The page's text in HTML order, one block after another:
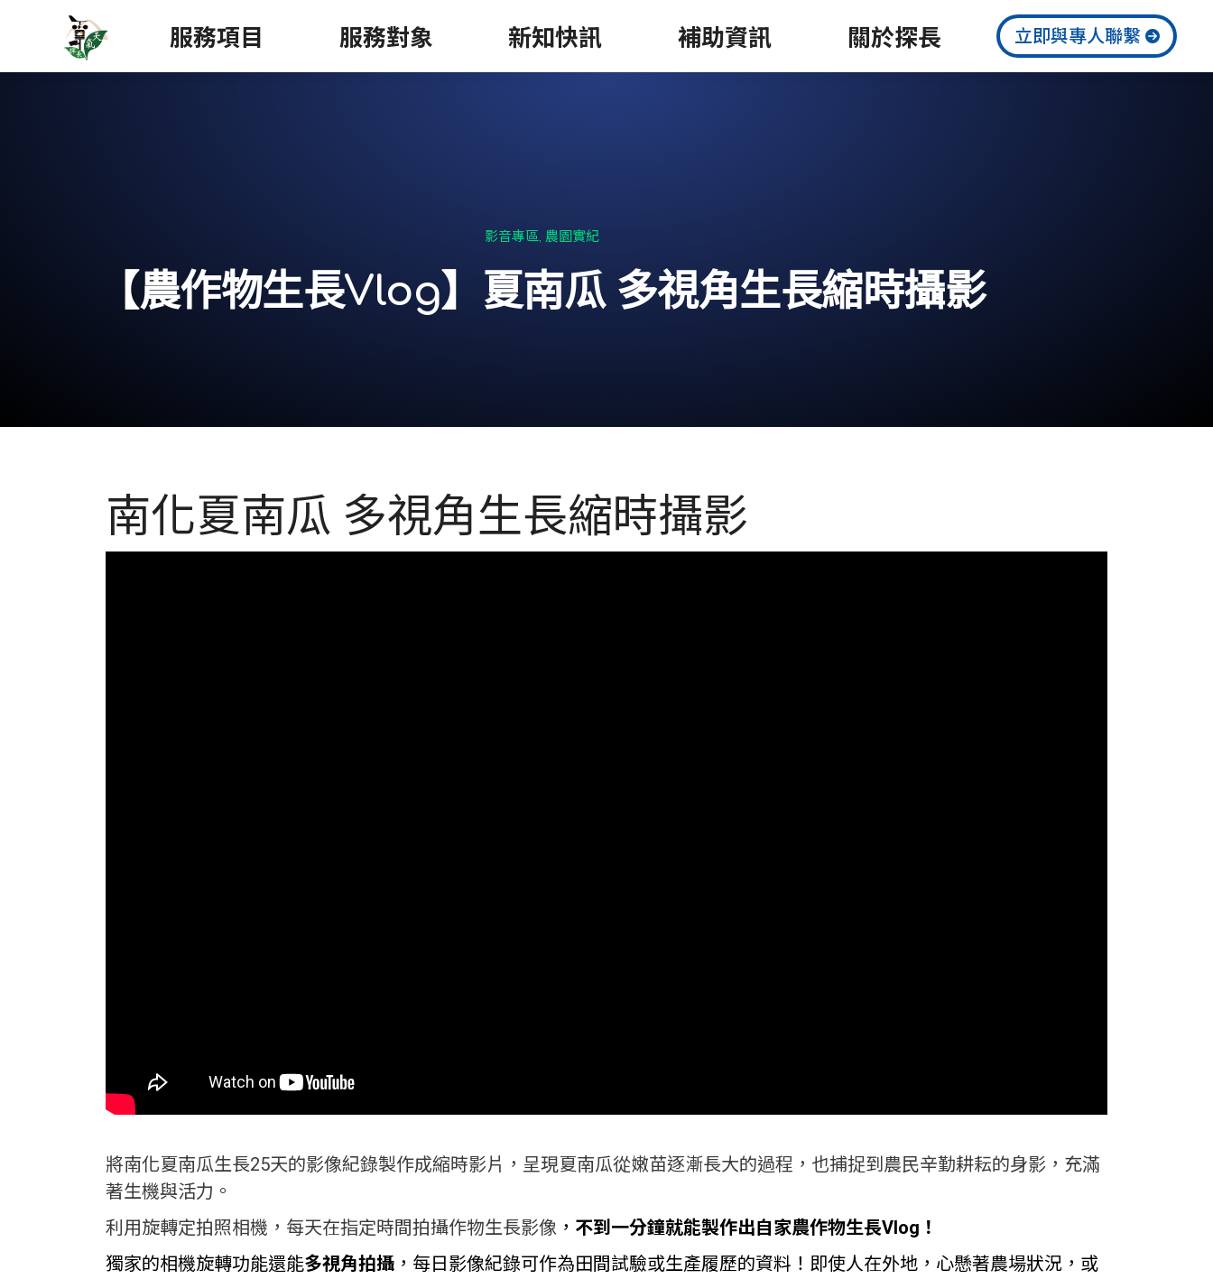
服務項目 服務對象 新知快訊 補助資訊 關於探長 立即與專人聯繫
影音專區, 農園實紀
【農作物生長Vlog】夏南瓜 多視角生長縮時攝影
南化夏南瓜 多視角生長縮時攝影
將南化夏南瓜生長25天的影像紀錄製作成縮時影片，呈現夏南瓜從嫩苗逐漸長大的過程，也捕捉到農民辛勤耕耘的身影，充滿
著生機與活力。
利用旋轉定拍照相機，每天在指定時間拍攝作物生長影像 ， 不到一分鐘就能製作出自家農作物生長Vlog！
獨家的相機旋轉功能還能多視角拍攝 ，每日影像紀錄可作為田間試驗或生產履歷的資料！即使人在外地，心懸著農場狀況，或